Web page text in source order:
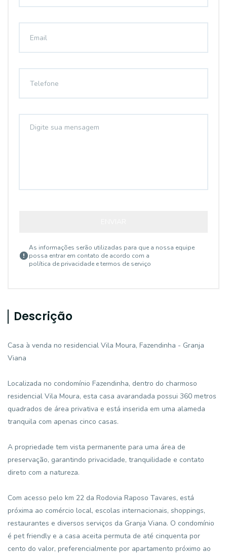
As informações serão utilizadas para que a nossa equipe
possa entrar em contato de acordo com a
política de privacidade e termos de serviço
Descrição
Casa à venda no residencial Vila Moura, Fazendinha - Granja
Viana
Localizada no condomínio Fazendinha, dentro do charmoso
residencial Vila Moura, esta casa avarandada possui 360 metros
quadrados de área privativa e está inserida em uma alameda
tranquila com apenas cinco casas.
A propriedade tem vista permanente para uma área de
preservação, garantindo privacidade, tranquilidade e contato
direto com a natureza.
Com acesso pelo km 22 da Rodovia Raposo Tavares, está
próxima ao comércio local, escolas internacionais, shoppings,
restaurantes e diversos serviços da Granja Viana. O condomínio
é pet friendly e a casa aceita permuta de até cinquenta por
cento do valor, preferencialmente por apartamento próximo ao